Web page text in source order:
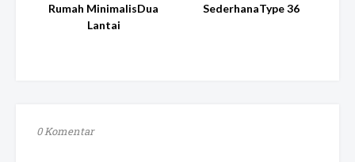
Rumah MinimalisDua
Lantai
SederhanaType 36
0 Komentar